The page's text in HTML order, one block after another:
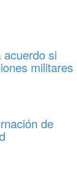
si
militares
de